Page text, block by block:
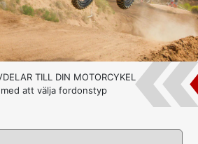
TILL DIN MOTORCYKEL
med att välja fordonstyp